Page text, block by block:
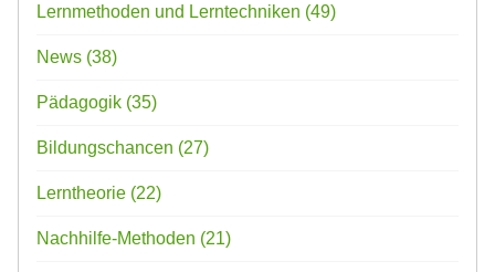
Lernmethoden und Lerntechniken (49)
News (38)
Pädagogik (35)
Bildungschancen (27)
Lerntheorie (22)
Nachhilfe-Methoden (21)